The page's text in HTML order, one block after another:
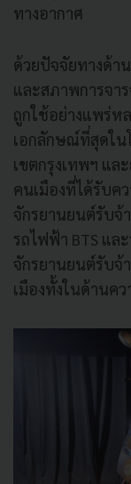
ทางอากาศ
ด้วยปัจจัยทางด้า
และสภาพการจา
ถูกใช้อย่างแพร่ห
เอกลักษณ์ที่สุดใน
เขตกรุงเทพฯ แล
คนเมืองที่ได้รับค
จักรยานยนต์รับจ้
รถไฟฟ้า BTS แล
จักรยานยนต์รับจ้
เมืองทั้งในด้านค